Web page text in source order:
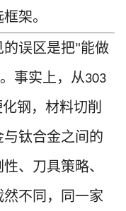
架。
的误区是把"能做
。事实上，从303
钢，材料切削
钛合金之间的
、刀具策略、
不同，同一家